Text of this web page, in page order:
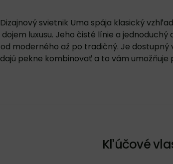
Dizajnový svietnik Uma spája klasický
dojem luxusu. Jeho čisté línie a
od moderného až po tradičný. Je
dajú pekne kombinovať a to vám umožňuje
Kľúčové